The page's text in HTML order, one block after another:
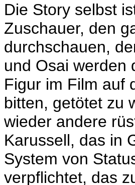
Die Story selbst
Zuschauer, den
durchschauen,
und Osai werden
Figur im Film auf
bitten, getötet zu
wieder andere
Karussell, das in
System von
verpflichtet, das